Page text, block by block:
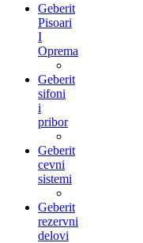
Geberit
Pisoari
I
Oprema
Geberit
sifoni
i
pribor
Geberit
cevni
sistemi
Geberit
rezervni
delovi